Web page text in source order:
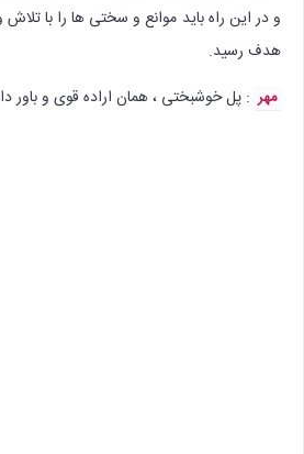
و در این راه باید موانع و سختی ها را با
هدف رسید.
مهر : پل خوشبختی ، همان اراده قوی و باور